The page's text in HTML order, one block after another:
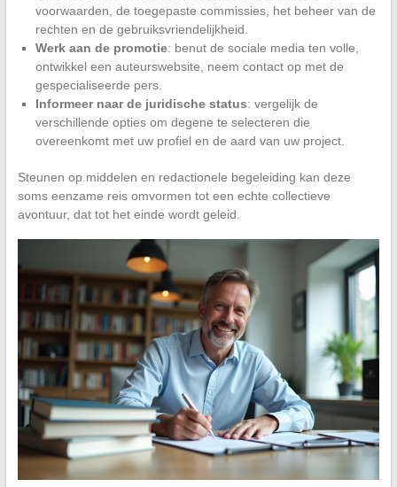
voorwaarden, de toegepaste commissies, het beheer van de
rechten en de gebruiksvriendelijkheid.
Werk aan de promotie: benut de sociale media ten volle,
ontwikkel een auteurswebsite, neem contact op met de
gespecialiseerde pers.
Informeer naar de juridische status: vergelijk de
verschillende opties om degene te selecteren die
overeenkomt met uw profiel en de aard van uw project.
Steunen op middelen en redactionele begeleiding kan deze
soms eenzame reis omvormen tot een echte collectieve
avontuur, dat tot het einde wordt geleid.